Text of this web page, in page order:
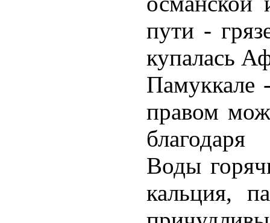
пути -
купалась
Памуккале
правом
Воды
кальция,